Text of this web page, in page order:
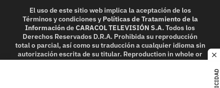
El uso de este sitio web implica la aceptación de los
Términos y condicionesy Políticas de Tratamiento de la
InformacióndeCARACOL TELEVISIÓN S.A.Todos los
Derechos Reservados D.R.A. Prohibida su reproducción
total o parcial, así como su traducción a cualquier idioma sin
autorización escrita de su titular. Reproduction in whole or
in part, or translation without written permission is